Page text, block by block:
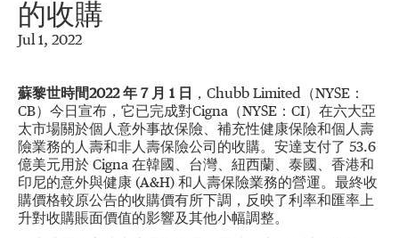
的收購
Jul 1, 2022
蘇黎世時間2022年 7 月 1 日
，Chubb Limited（NYSE：
CB）今日宣布，它已完成對Cigna（NYSE：CI）在六大亞
太市場關於個人意外事故保險、補充性健康保險和個人壽
險業務的人壽和非人壽保險公司的收購。安達支付了 53.6
億美元用於 Cigna 在韓國、台灣、紐西蘭、泰國、香港和
印尼的意外與健康 (A&H) 和人壽保險業務的營運。最終收
購價格較原公告的收購價有所下調，反映了利率和匯率上
升對收購賬面價值的影響及其他小幅調整。